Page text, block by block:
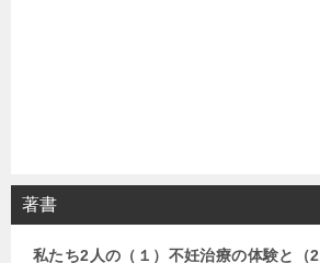
著書
私たち2人の（１）不妊治療の体験と